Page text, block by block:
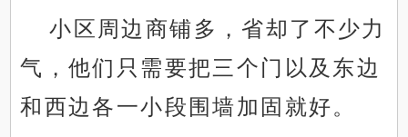
小区周边商铺多，省却了不少力
气，他们只需要把三个门以及东边
和西边各一小段围墙加固就好。